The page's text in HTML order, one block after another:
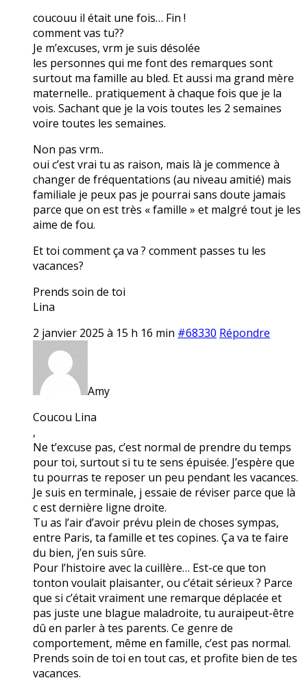
coucouu il était une fois… Fin !
comment vas tu??
Je m’excuses, vrm je suis désolée
les personnes qui me font des remarques sont
surtout ma famille au bled. Et aussi ma grand mère
maternelle.. pratiquement à chaque fois que je la
vois. Sachant que je la vois toutes les 2 semaines
voire toutes les semaines.
Non pas vrm..
oui c’est vrai tu as raison, mais là je commence à
changer de fréquentations (au niveau amitié) mais
familiale je peux pas je pourrai sans doute jamais
parce que on est très « famille » et malgré tout je les
aime de fou.
Et toi comment ça va ? comment passes tu les
vacances?
Prends soin de toi
Lina
2 janvier 2025 à 15 h 16 min #68330 Répondre
Amy
Coucou Lina
,
Ne t’excuse pas, c’est normal de prendre du temps
pour toi, surtout si tu te sens épuisée. J’espère que
tu pourras te reposer un peu pendant les vacances.
Je suis en terminale, j essaie de réviser parce que là
c est dernière ligne droite.
Tu as l’air d’avoir prévu plein de choses sympas,
entre Paris, ta famille et tes copines. Ça va te faire
du bien, j’en suis sûre.
Pour l’histoire avec la cuillère… Est-ce que ton
tonton voulait plaisanter, ou c’était sérieux ? Parce
que si c’était vraiment une remarque déplacée et
pas juste une blague maladroite, tu auraipeut-être
dû en parler à tes parents. Ce genre de
comportement, même en famille, c’est pas normal.
Prends soin de toi en tout cas, et profite bien de tes
vacances.